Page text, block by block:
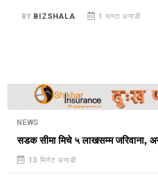
BY BIZSHALA 1 घण्टा अगाडी
NEWS
सडक सीमा मिचे ५ लाखसम्म जरिवाना,
13 मिनेट अगाडी